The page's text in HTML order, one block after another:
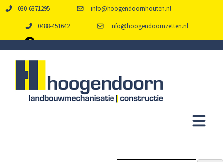
030-6371295 info@hoogendoornhouten.nl
0488-451642 info@hoogendoornzetten.nl